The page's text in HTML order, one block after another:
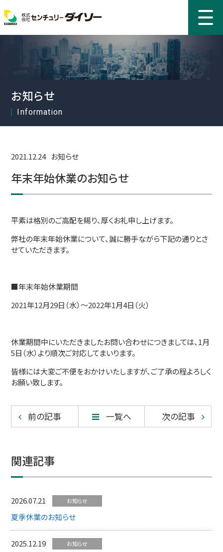
お知らせ
2021.12.24 お知らせ
年末年始休業のお知らせ
平素は格別のご高配を賜り、厚くお礼申し上げます。
弊社の年末年始休業について、誠に勝手ながら下記の通りとさ
せていただきます。
■年末年始休業期間
2021年12月29日（水）～2022年1月4日（火）
休業期間中にいただきましたお問い合わせにつきましては、1月
5日（水）より順次ご対応してまいります。
皆様には大変ご不便をおかけいたしますが、ご了承の程よろしく
お願い致します。
前の記事 一覧へ 次の記事
関連記事
2026.07.21 お知らせ
夏季休業のお知らせ
2025.12.19 お知らせ